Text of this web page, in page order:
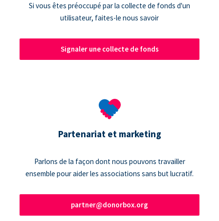
Si vous êtes préoccupé par la collecte de fonds d'un
utilisateur, faites-le nous savoir
Signaler une collecte de fonds
Partenariat et marketing
Parlons de la façon dont nous pouvons travailler
ensemble pour aider les associations sans but lucratif.
partner@donorbox.org